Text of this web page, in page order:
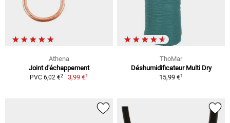
Athena
Joint d'échappement
PVC 6,02 €2 3,99 €1
ThoMar
Déshumidificateur Multi Dry
15,99 €1